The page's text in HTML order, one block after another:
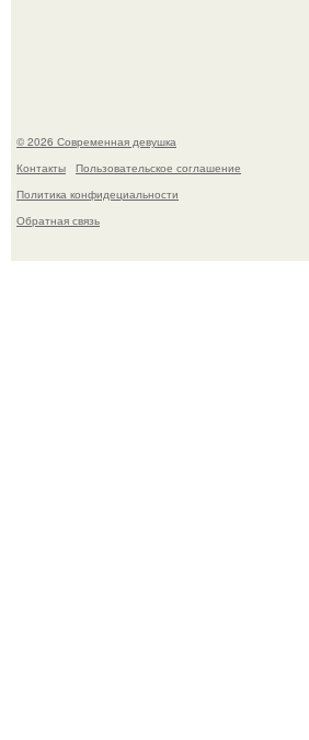
© 2026 Современная девушка
Контакты
Пользовательское соглашение
Политика конфидециальности
Обратная связь